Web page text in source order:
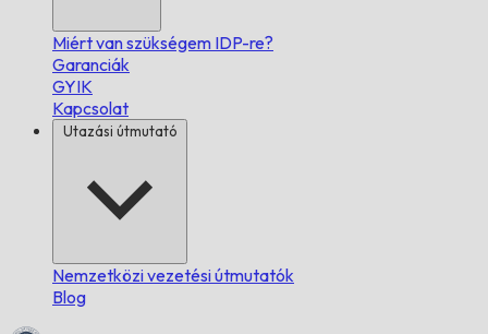
Miért van szükségem IDP-re?
Garanciák
GYIK
Kapcsolat
Utazási útmutató
Nemzetközi vezetési útmutatók
Blog